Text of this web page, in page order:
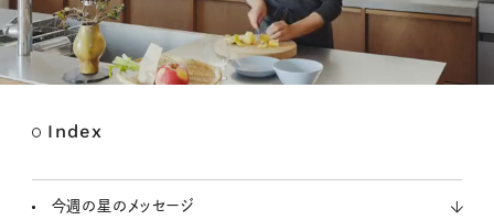
Index
今週の星のメッセージ